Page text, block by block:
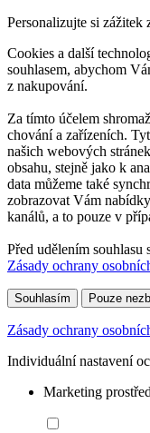
Personalizujte si zážitek
Cookies a další
souhlasem, abychom
z nakupování.
Za tímto účelem
chování a zařízeních.
našich webových
obsahu, stejně jako k
data můžeme také
zobrazovat Vám
kanálů, a to pouze v
Před udělením souhlasu
Zásady ochrany
Souhlasím Pouze
Zásady ochrany
Individuální nastavení
Marketing